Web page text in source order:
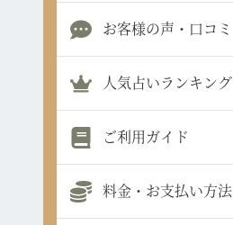
お客様の声・口コミ
人気占いランキング
ご利用ガイド
料金・お支払い方法